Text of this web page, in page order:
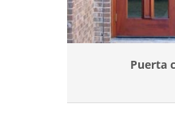
Puerta